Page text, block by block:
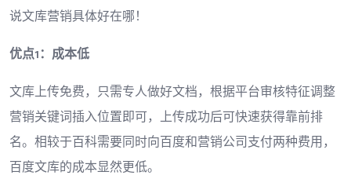
说文库营销具体好在哪！
优点1：成本低
文库上传免费，只需专人做好文档，根据平台审核特征调整
营销关键词插入位置即可，上传成功后可快速获得靠前排
名。相较于百科需要同时向百度和营销公司支付两种费用，
百度文库的成本显然更低。